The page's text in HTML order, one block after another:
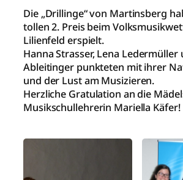
Die „Drillinge“ von Martinsberg
tollen 2. Preis beim
Lilienfeld erspielt.
Hanna Strasser, Lena Ledermüller
Ableitinger punkteten mit ihrer
und der Lust am Musizieren.
Herzliche Gratulation an die
Musikschullehrerin Mariella Käfer!